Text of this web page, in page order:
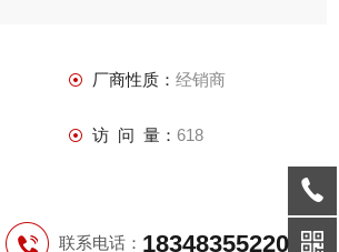
厂商性质： 经销商
访 问 量： 618
联系电话： 18348355220